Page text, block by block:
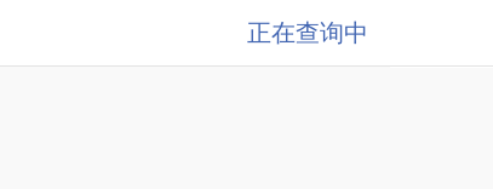
正在查询中